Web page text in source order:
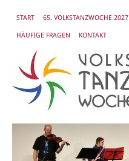
START 65. VOLKSTANZWOCHE 2027
HÄUFIGE FRAGEN KONTAKT